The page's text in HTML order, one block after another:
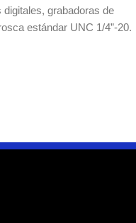
grabadoras de
estándar UNC 1/4”-20.